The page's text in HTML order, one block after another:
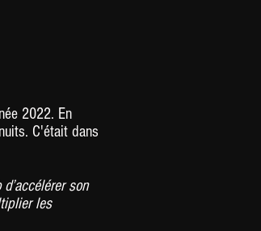
2022. En
C'était dans
son
les